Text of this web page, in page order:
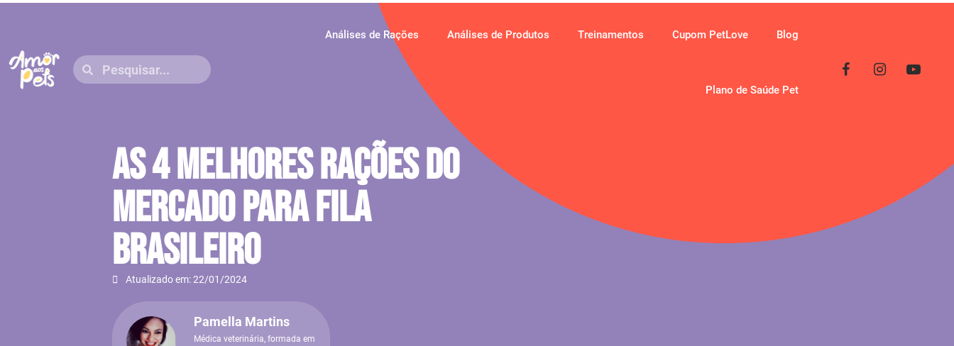
Análises de Rações Análises de Produtos Treinamentos Cupom PetLove Blog
Plano de Saúde Pet
As 4 Melhores Rações Do
Mercado Para Fila
Brasileiro
Atualizado em: 22/01/2024
Pamella Martins
Médica veterinária, formada em